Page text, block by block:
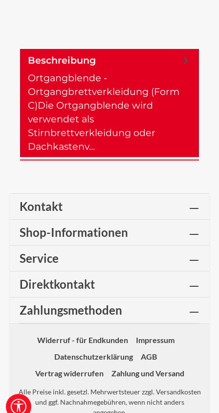
Beschreibung
Ortgangblende -
Ortgangbrettverkleidung (Form
C)Die Ortgangblende wird
verwendet als
Stirnbrettverkleidung oder
Dachkastenv…
Kontakt
Shop-Informationen
Service
Direktkontakt
Zahlungsmethoden
Widerruf - für Endkunden
Impressum
Datenschutzerklärung
AGB
Vertrag widerrufen
Zahlung und Versand
Alle Preise inkl. gesetzl. Mehrwertsteuer zzgl.Versandkosten
und ggf. Nachnahmegebühren, wenn nicht anders
Werkzeugleiste anzeigen